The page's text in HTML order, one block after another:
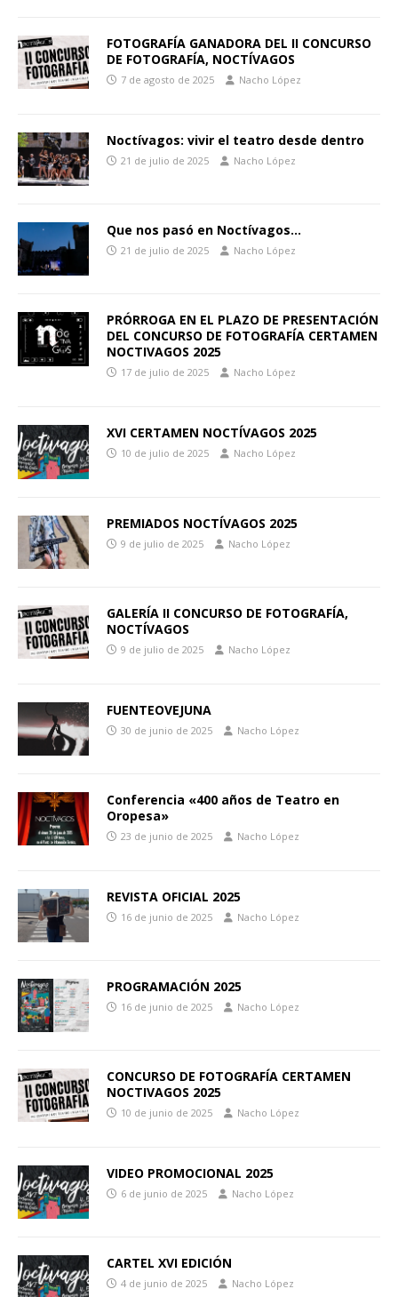
FOTOGRAFÍA GANADORA DEL II CONCURSO
DE FOTOGRAFÍA, NOCTÍVAGOS
7 de agosto de 2025 Nacho López
Noctívagos: vivir el teatro desde dentro
21 de julio de 2025 Nacho López
Que nos pasó en Noctívagos…
21 de julio de 2025 Nacho López
PRÓRROGA EN EL PLAZO DE PRESENTACIÓN
DEL CONCURSO DE FOTOGRAFÍA CERTAMEN
NOCTIVAGOS 2025
17 de julio de 2025 Nacho López
XVI CERTAMEN NOCTÍVAGOS 2025
10 de julio de 2025 Nacho López
PREMIADOS NOCTÍVAGOS 2025
9 de julio de 2025 Nacho López
GALERÍA II CONCURSO DE FOTOGRAFÍA,
NOCTÍVAGOS
9 de julio de 2025 Nacho López
FUENTEOVEJUNA
30 de junio de 2025 Nacho López
Conferencia «400 años de Teatro en
Oropesa»
23 de junio de 2025 Nacho López
REVISTA OFICIAL 2025
16 de junio de 2025 Nacho López
PROGRAMACIÓN 2025
16 de junio de 2025 Nacho López
CONCURSO DE FOTOGRAFÍA CERTAMEN
NOCTIVAGOS 2025
10 de junio de 2025 Nacho López
VIDEO PROMOCIONAL 2025
6 de junio de 2025 Nacho López
CARTEL XVI EDICIÓN
4 de junio de 2025 Nacho López